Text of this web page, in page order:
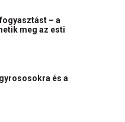
– a
meg az esti
és a